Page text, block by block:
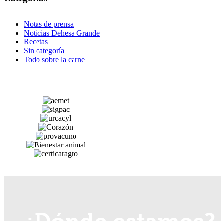
Notas de prensa
Noticias Dehesa Grande
Recetas
Sin categoría
Todo sobre la carne